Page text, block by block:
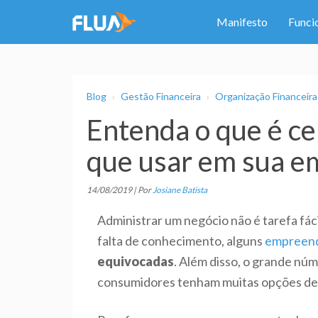
Manifesto
Blog Gestão Financeira Organização Financeira
Entenda o que é
que usar em sua
14/08/2019 | PorJosiane Batista
Administrar um negócio não é tarefa
falta de conhecimento, alguns
equivocadas. Além disso, o grande
consumidores tenham muitas opções